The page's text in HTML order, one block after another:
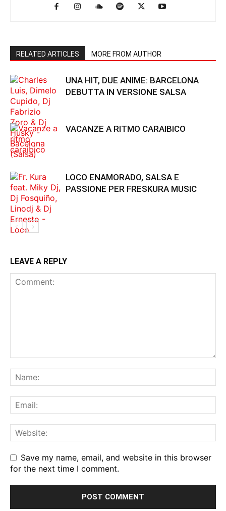
RELATED ARTICLES MORE FROM AUTHOR
UNA HIT, DUE ANIME: BARCELONA
DEBUTTA IN VERSIONE SALSA
VACANZE A RITMO CARAIBICO
LOCO ENAMORADO, SALSA E
PASSIONE PER FRESKURA MUSIC
LEAVE A REPLY
Save my name, email, and website in this browser
for the next time I comment.